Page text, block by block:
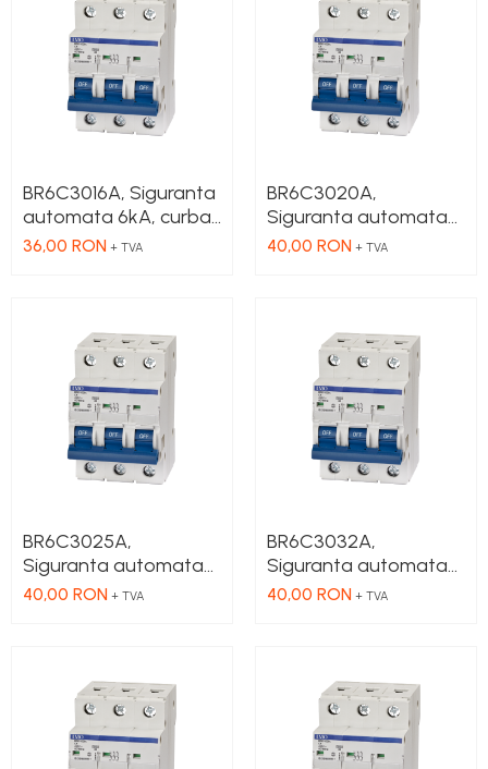
Cleme 2.5mm
Cleme 4mm
Cleme 6mm
Intrerupator general
BR6C3016A, Siguranta
automata 6kA, curba
C, 3 Poli, 16 A
36,00 RON + TVA
BR6C3020A,
Siguranta automata
6kA, curba C, 3 Poli, 20
40,00 RON + TVA
BR6C3025A,
Siguranta automata
6kA, curba C, 3 Poli, 25
40,00 RON + TVA
BR6C3032A,
Siguranta automata
6kA, curba C, 3 Poli, 32
40,00 RON + TVA